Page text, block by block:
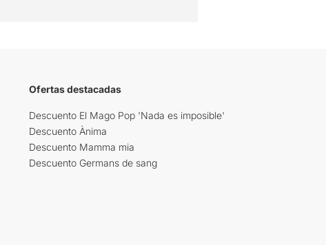
Ofertas destacadas
Descuento El Mago Pop 'Nada es imposible'
Descuento Ànima
Descuento Mamma mia
Descuento Germans de sang